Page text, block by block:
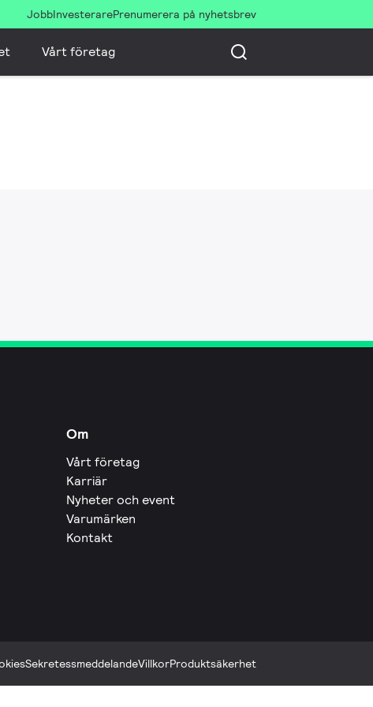
JobbInvesterarePrenumerera på nyhetsbrev
Vårt företag
Om
Vårt företag
Karriär
Nyheter och event
Varumärken
Kontakt
SekretessmeddelandeVillkorProduktsäkerhet